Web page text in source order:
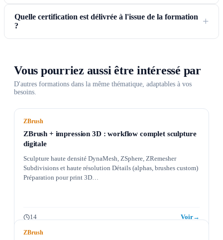
Quelle certification est délivrée à l'issue de la formation
?
Vous pourriez aussi être intéressé par
D'autres formations dans la même thématique, adaptables à vos
besoins.
ZBrush
ZBrush + impression 3D : workflow complet sculpture
digitale
Sculpture haute densité DynaMesh, ZSphere, ZRemesher
Subdivisions et haute résolution Détails (alphas, brushes custom)
Préparation pour print 3D…
14 Voir→
ZBrush